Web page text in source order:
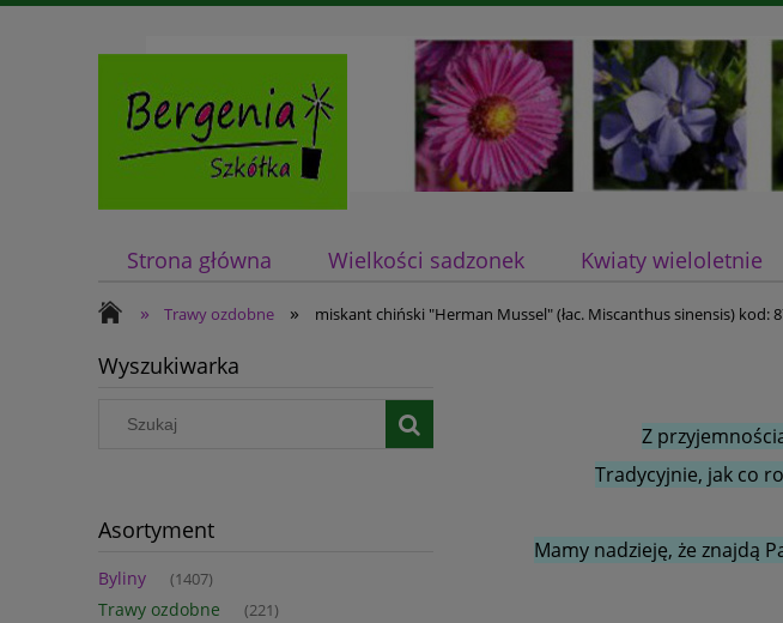
Strona główna Wielkości sadzonek Kwiaty wieloletnie
» Trawy ozdobne » miskant chiński "Herman Mussel" (łac. Miscanthus sinensis) kod:
Wyszukiwarka
Asortyment
Byliny (1407)
Trawy ozdobne (221)
Z
Tradycyjnie, jak co
Mamy nadzieję, że znajdą